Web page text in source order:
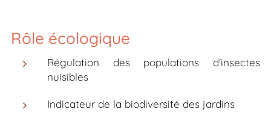
Rôle écologique
Régulation des populations d'insectes
nuisibles
Indicateur de la biodiversité des jardins